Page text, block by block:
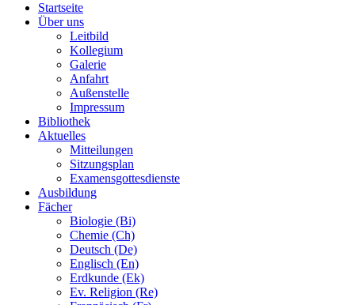
Startseite
Über uns
Leitbild
Kollegium
Galerie
Anfahrt
Außenstelle
Impressum
Bibliothek
Aktuelles
Mitteilungen
Sitzungsplan
Examensgottesdienste
Ausbildung
Fächer
Biologie (Bi)
Chemie (Ch)
Deutsch (De)
Englisch (En)
Erdkunde (Ek)
Ev. Religion (Re)